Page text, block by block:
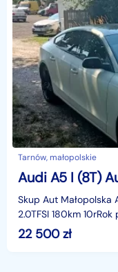
Tarnów, małopolskie
Audi A5 I (8T)
Skup Aut Małopolska
2.0TFSI 180km
miejsc: 4Skrzynia:
22 500zł